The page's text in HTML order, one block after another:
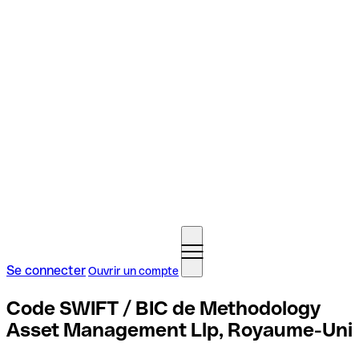
Se connecterOuvrir un compte
Code SWIFT / BIC de Methodology
Asset Management Llp, Royaume-Uni